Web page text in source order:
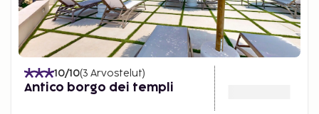
10/10(3 Arvostelut)
Antico borgo dei templi